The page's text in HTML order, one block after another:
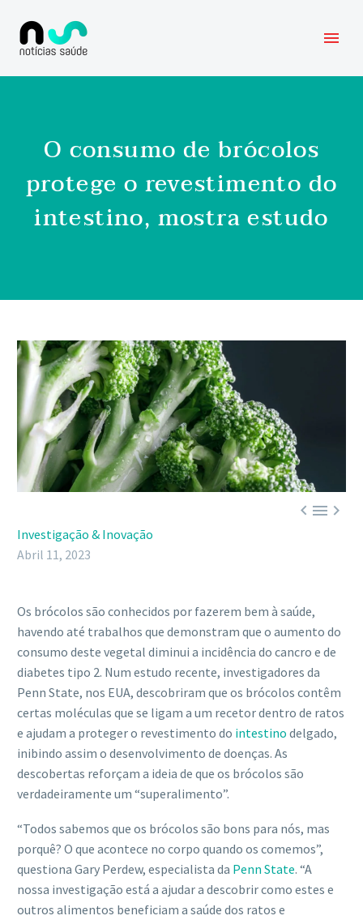
O consumo de brócolos
protege o revestimento do
intestino, mostra estudo

Investigação & Inovação
Abril 11, 2023
Os brócolos são conhecidos por fazerem bem à saúde,
havendo até trabalhos que demonstram que o aumento do
consumo deste vegetal diminui a incidência do cancro e de
diabetes tipo 2. Num estudo recente, investigadores da
Penn State, nos EUA, descobriram que os brócolos contêm
certas moléculas que se ligam a um recetor dentro de ratos
e ajudam a proteger o revestimento do intestino delgado,
inibindo assim o desenvolvimento de doenças. As
descobertas reforçam a ideia de que os brócolos são
verdadeiramente um “superalimento”.
“Todos sabemos que os brócolos são bons para nós, mas
porquê? O que acontece no corpo quando os comemos”,
questiona Gary Perdew, especialista da Penn State. “A
nossa investigação está a ajudar a descobrir como estes e
outros alimentos beneficiam a saúde dos ratos e